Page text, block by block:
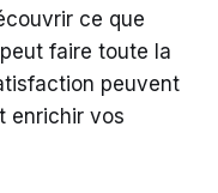
ce que
faire toute la
peuvent
enrichir vos